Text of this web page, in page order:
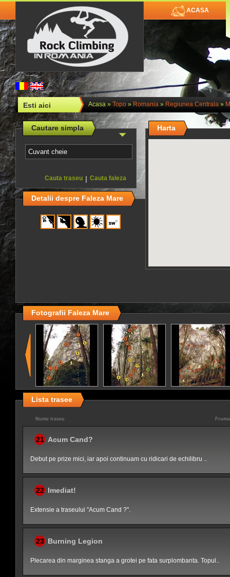
ACASA
Esti aici Acasa» Topo» Romania» Regiunea Centrala»
Cautare simpla
Cauta faleza
|
Cauta traseu
Harta
Detalii despre Faleza Mare
Fotografii Faleza Mare
Lista trasee
Nume traseu
21 Acum Cand?
Debut pe prize mici, iar apoi continuam cu ridicari de echilibru ..
22 Imediat!
Extensie a traseului "Acum Cand ?".
23 Burning Legion
Plecarea din marginea stanga a grotei pe fata surplombanta. Topul..